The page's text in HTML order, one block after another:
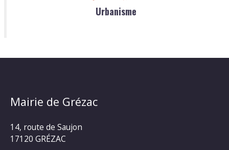
Urbanisme
Mairie de Grézac
14, route de Saujon
17120 GRÉZAC